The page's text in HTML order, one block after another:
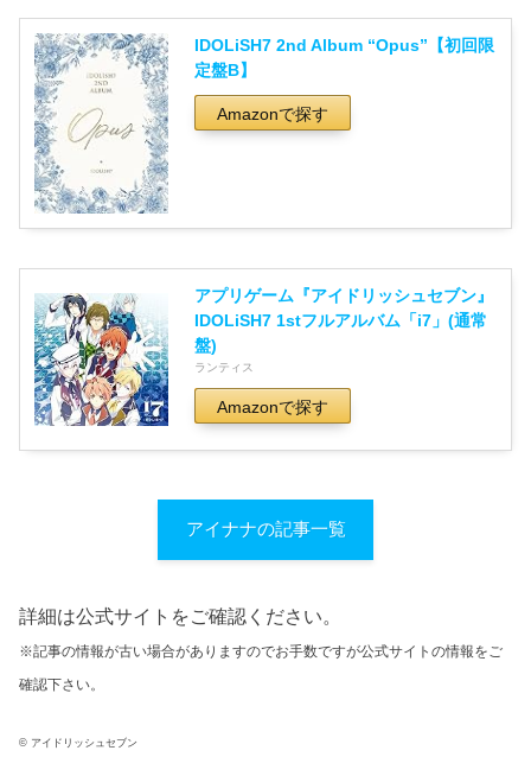
IDOLiSH7 2nd Album “Opus”【初回限
定盤B】
Amazonで探す
アプリゲーム『アイドリッシュセブン』
IDOLiSH7 1stフルアルバム「i7」(通常
盤)
ランティス
Amazonで探す
アイナナの記事一覧
詳細は公式サイトをご確認ください。
※記事の情報が古い場合がありますのでお手数ですが公式サイトの情報をご
確認下さい。
© アイドリッシュセブン